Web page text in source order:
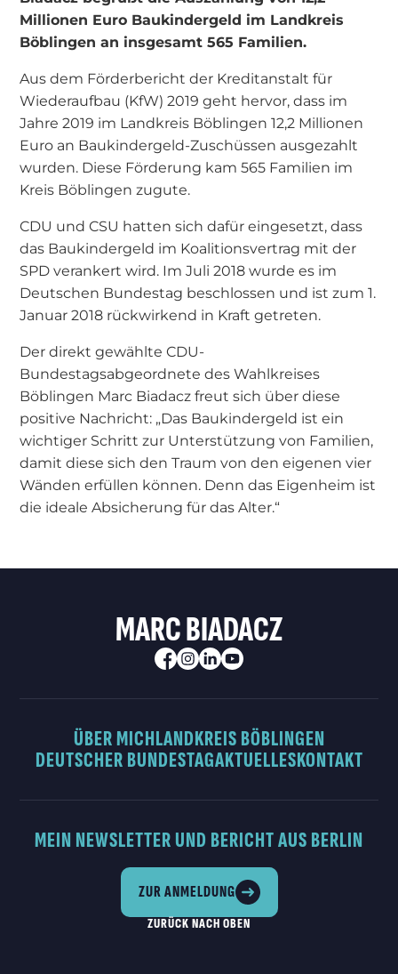
Millionen Euro Baukindergeld im Landkreis
Böblingen an insgesamt 565 Familien.
Aus dem Förderbericht der Kreditanstalt für
Wiederaufbau (KfW) 2019 geht hervor, dass im
Jahre 2019 im Landkreis Böblingen 12,2 Millionen
Euro an Baukindergeld-Zuschüssen ausgezahlt
wurden. Diese Förderung kam 565 Familien im
Kreis Böblingen zugute.
CDU und CSU hatten sich dafür eingesetzt, dass
das Baukindergeld im Koalitionsvertrag mit der
SPD verankert wird. Im Juli 2018 wurde es im
Deutschen Bundestag beschlossen und ist zum 1.
Januar 2018 rückwirkend in Kraft getreten.
Der direkt gewählte CDU-
Bundestagsabgeordnete des Wahlkreises
Böblingen Marc Biadacz freut sich über diese
positive Nachricht: „Das Baukindergeld ist ein
wichtiger Schritt zur Unterstützung von Familien,
damit diese sich den Traum von den eigenen vier
Wänden erfüllen können. Denn das Eigenheim ist
die ideale Absicherung für das Alter.“
MARC BIADACZ
ÜBER MICHLANDKREIS BÖBLINGEN
DEUTSCHER BUNDESTAGAKTUELLESKONTAKT
MEIN NEWSLETTER UND BERICHT AUS BERLIN
ZUR ANMELDUNG
ZURÜCK NACH OBEN